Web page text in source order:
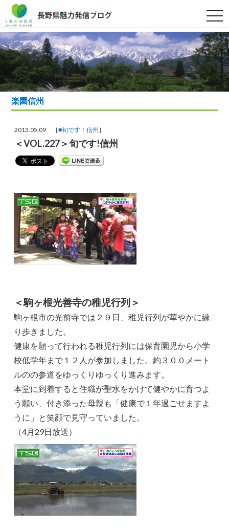
t
o
g
g
l
e
n
a
v
g
i
楽園信州
2013.05.09 ［■旬です！信州 ］
＜VOL.227＞旬です!信州
＜駒ヶ根光善寺の稚児行列＞
駒ヶ根市の光前寺では２９日、稚児行列が華やかに練
り歩きました。
健康を願って行われる稚児行列には保育園児から小学
校低学年まで１２人が参加しました。約３００メート
ルのの参道をゆっくりゆっくり進みます。
本堂に到着すると住職が聖水をかけて健やかに育つよ
う願い、付き添った母親も「健康で１年過ごせますよ
うに」と笑顔で見守っていました。
（4月29日放送）